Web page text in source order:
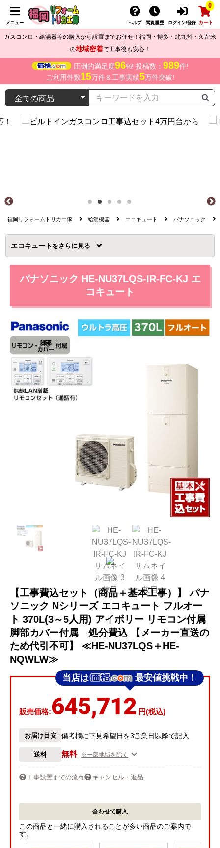
メニュー ヘルプ 閲覧履歴 ログイン/登録
0
カート
ガスコンロ・給湯器等の購入から設置までお任せ！福岡・博多・北九州・久留米
の地域密着で工事後も安心！
圧倒的満足度96%! 投稿数： 989件!
ご利用件数15万件＆工事実績5万件突破!
福岡リフォームトリカエ隊 給湯機器 エコキュート パナソニック
エコキュート を
パナソニック HE-NU37LQS-IR-FC-KJ エ
コキュート
【工事費込セット（商品＋基本工事）】 パナ
ソニック Nシリーズ エコキュート フルオー
ト 370L(3～5人用) アイボリー リモコン付属
脚部カバー付属 処分費込 【メーカー直送の
ため代引不可】 ≪HE-NU37LQS＋HE-
NQWLW≫
当店は 最安値挑戦中！
販売価格:645,712 円(税込)
お届け目安 備考欄に下見希望日を3営業日以降で記入
送料 無料 ※一部地域を除く
工事設置までの流れ キャンセル・返品
合わせて購入
この商品と一緒に購入されることが多い商品のご案内で
す。